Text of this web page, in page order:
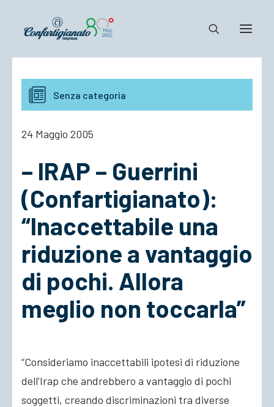
Notizie e Documenti
Confartigianato
Cosa Facciamo
ACCEDI
Senza categoria
24 Maggio 2005
– IRAP – Guerrini
(Confartigianato):
“Inaccettabile una
riduzione a vantaggio
di pochi. Allora
meglio non toccarla”
“Consideriamo inaccettabili ipotesi di riduzione
dell’Irap che andrebbero a vantaggio di pochi
soggetti, creando discriminazioni tra diverse